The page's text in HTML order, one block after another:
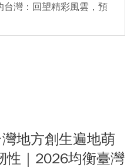
灣：回望精彩風雲，預
地方創生遍地萌
性｜2026均衡臺灣